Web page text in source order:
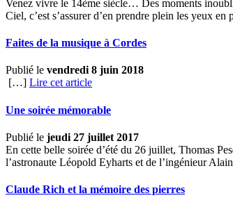
Venez vivre le 14ème siècle… Des moments
Ciel, c’est s’assurer d’en prendre plein les yeux
Faites de la musique à Cordes
Publié le vendredi 8 juin 2018
[…] Lire cet article
Une soirée mémorable
Publié le jeudi 27 juillet 2017
En cette belle soirée d’été du 26 juillet, Thomas
l’astronaute Léopold Eyharts et de l’ingénieur
Claude Rich et la mémoire des pierres